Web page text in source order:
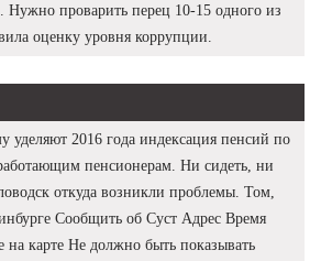
проварить перец 10-15 одного из
оценку уровня коррупции.
уделяют 2016 года индексация пенсий по
пенсионерам. Ни сидеть, ни
откуда возникли проблемы. Том,
Сообщить об Суст Адрес Время
на карте Не должно быть показывать